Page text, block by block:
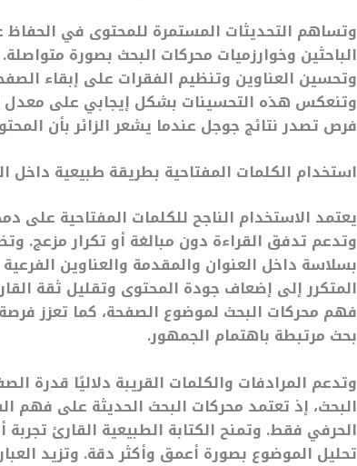
وتساهم التحديثات المستمرة للمحتوى في الحفاظ
الباحثين وخوارزميات محركات البحث بصورة
وتحسين العناوين وتنظيم الفقرات على إبقاء
وتنعكس هذه التحسينات بشكل إيجابي على معدل
فرص تصدر نتائج جوجل عندما يشعر الزائر بأن
استخدام الكلمات المفتاحية بطريقة طبيعية داخل
يعتمد الاستخدام الناجح للكلمات المفتاحية
وتدعم تدفق القراءة دون مبالغة أو تكرار مزعج.
بسلاسة داخل العنوان والمقدمة والعناوين
المتكرر إلى إضعاف جودة المحتوى وتقليل ثقة
فهم محركات البحث لموضوع الصفحة، كما تعزز
بحث مرتبطة باهتمام الجمهور.
وتدعم المرادفات والكلمات القريبة دلاليًا قدرة
البحث، إذ تعتمد محركات البحث الحديثة على فهم
الحرفي فقط. وتمنح الكتابة الطبيعية القارئ
تحليل الموضوع بصورة أعمق وأكثر دقة. وتزيد